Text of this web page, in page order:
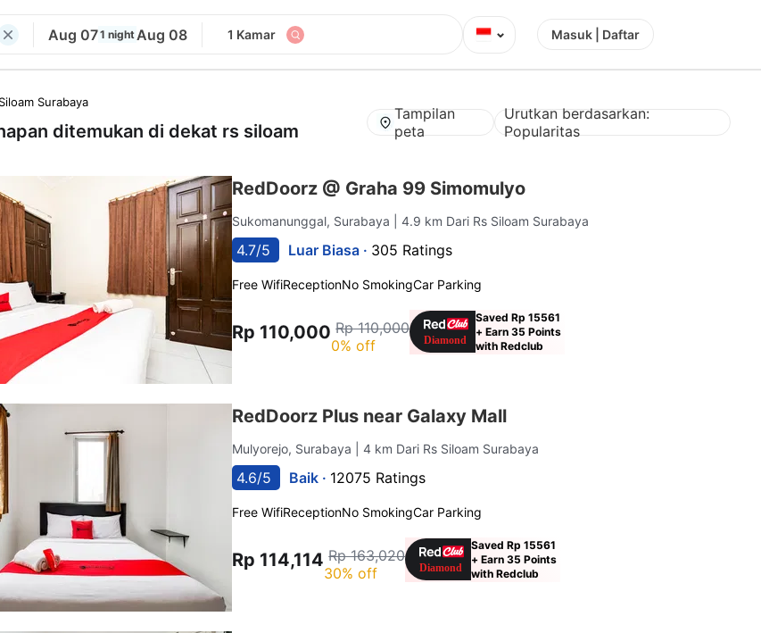
Aug 071 night Aug 08 1 Kamar ⌄ Masuk | Daftar
Surabaya
ditemukan di dekat rs siloam
Tampilan
peta
Urutkan berdasarkan:
Popularitas
RedDoorz @ Graha 99 Simomulyo
Sukomanunggal, Surabaya | 4.9 km Dari Rs Siloam Surabaya
4.7/5 Luar Biasa · 305 Ratings
Free WifiReceptionNo SmokingCar Parking
Rp 110,000 Rp 110,000
0% off
Saved Rp 15561
+ Earn 35 Points
with Redclub
RedDoorz Plus near Galaxy Mall
Mulyorejo, Surabaya | 4 km Dari Rs Siloam Surabaya
4.6/5 Baik · 12075 Ratings
Free WifiReceptionNo SmokingCar Parking
Rp 114,114 Rp 163,020
30% off
Saved Rp 15561
+ Earn 35 Points
with Redclub